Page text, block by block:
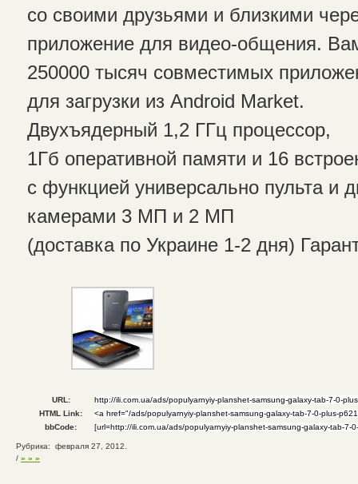
со своими друзьями и близкими
приложение для видео-общения.
250000 тысяч совместимых
для загрузки из Android Market.
Двухъядерный 1,2 ГГц процессор,
1Гб оперативной памяти и 16
с функцией универсально пульта и
камерами 3 МП и 2 МП
(доставка по Украине 1-2 дня)
URL:
HTML Link:
bbCode:
Рубрика: февраля 27, 2012.
/ » » »